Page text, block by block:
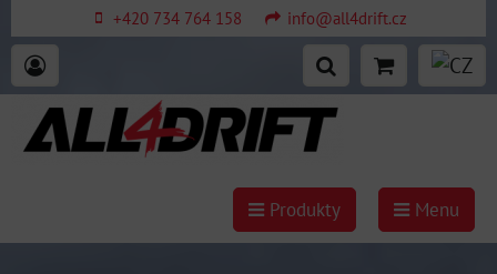
+420 734 764 158 info@all4drift.cz
Produkty Menu